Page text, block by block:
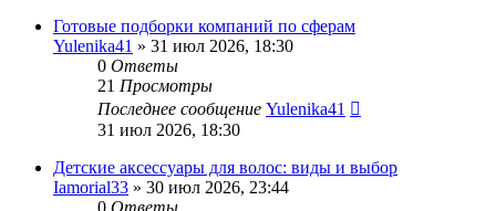
Готовые подборки компаний по сферам
Yulenika41 » 31 июл 2026, 18:30
0 Ответы
21 Просмотры
Последнее сообщение Yulenika41
31 июл 2026, 18:30
Детские аксессуары для волос: виды и выбор
Iamorial33 » 30 июл 2026, 23:44
0 Ответы